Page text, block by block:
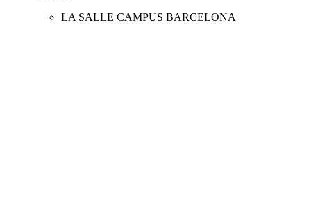
LA SALLE CAMPUS BARCELONA